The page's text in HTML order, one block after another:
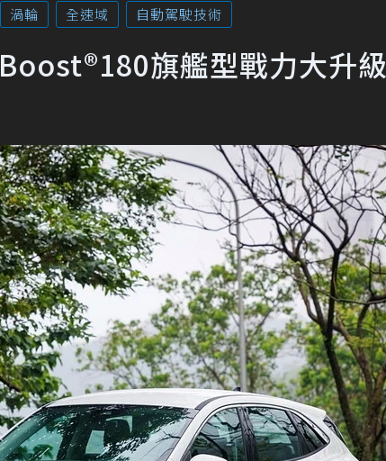
渦輪 全速域 自動駕駛技術
旗艦型戰力大升級